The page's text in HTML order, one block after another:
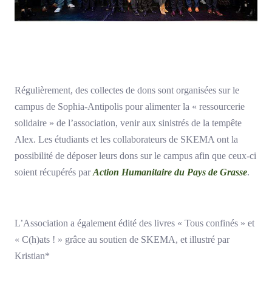
Régulièrement, des collectes de dons sont organisées sur le
campus de Sophia-Antipolis pour alimenter la « ressourcerie
solidaire » de l’association, venir aux sinistrés de la tempête
Alex. Les étudiants et les collaborateurs de SKEMA ont la
possibilité de déposer leurs dons sur le campus afin que ceux-ci
soient récupérés parAction Humanitaire du Pays de Grasse.
L’Association a également édité des livres « Tous confinés » et
« C(h)ats ! » grâce au soutien de SKEMA, et illustré par
Kristian*